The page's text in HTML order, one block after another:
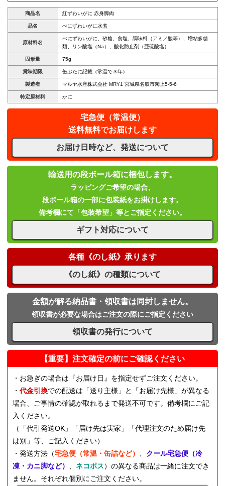
商品名 紅ずわいがに 赤身脚肉
品名 べにずわいがに水煮
原材料名
べにずわいがに、砂糖、食塩、調味料（アミノ酸等）、増粘多糖
類、リン酸塩（Na）、酸化防止剤（亜硫酸塩）
固形量 75g
賞味期限 缶ぶたに記載（常温で３年）
製造者 マルヤ水産株式会社 MRY1 宮城県名取市閖上5-5-6
特定原材料 かに
宅急便（常温便）
送料無料でお届けします
お届け日時など、発送について
輸送用の段ボール箱に梱包します。
ラッピングご希望の場合、
段ボール箱の一部に包装紙をお掛けします。
備考欄にて「包装希望」等とご指定ください。
ギフト対応について
各種《のし紙》承ります
《のし紙》の種類について
金額が解る納品書・領収書は同封しません。
領収書が必要な場合はご注文の際にご指定ください
領収書の発行について
【重要】注文確定の前にご確認ください
・お急ぎの場合は『お届け日』を指定せずご注文ください。
・代金引換での配送は「送り主様」と「お届け先様」が異なる
場合、ご事情の確認が取れるまで発送不可です。備考欄にご記
入ください。
（「代引発送OK」「届け先は実家」「代理注文のため届け先
は別」等、ご記入ください）
・発送方法（宅急便（常温・缶詰など） 、 クール宅急便（冷
凍・カニ脚など） 、ネコポス）の異なる商品は一緒に注文でき
ません。それぞれ個別にご注文ください。